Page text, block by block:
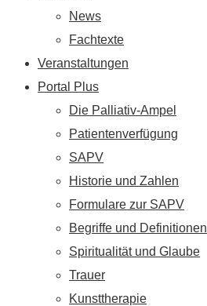
News
Fachtexte
Veranstaltungen
Portal Plus
Die Palliativ-Ampel
Patientenverfügung
SAPV
Historie und Zahlen
Formulare zur SAPV
Begriffe und Definitionen
Spiritualität und Glaube
Trauer
Kunsttherapie